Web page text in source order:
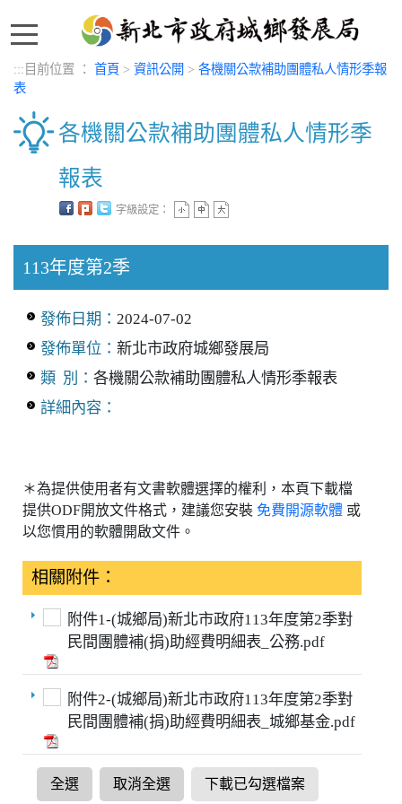
::: 目前位置 ： 首頁 > 資訊公開 > 各機關公款補助團體私人情形季報
表
各機關公款補助團體私人情形季
報表
字級設定：
113年度第2季
發佈日期： 2024-07-02
發佈單位： 新北市政府城鄉發展局
類 別： 各機關公款補助團體私人情形季報表
詳細內容：
＊為提供使用者有文書軟體選擇的權利，本頁下載檔
提供ODF開放文件格式，建議您安裝 免費開源軟體 或
以您慣用的軟體開啟文件。
相關附件：
附件1-(城鄉局)新北市政府113年度第2季對
民間團體補(捐)助經費明細表_公務.pdf
附件2-(城鄉局)新北市政府113年度第2季對
民間團體補(捐)助經費明細表_城鄉基金.pdf
全選 取消全選 下載已勾選檔案